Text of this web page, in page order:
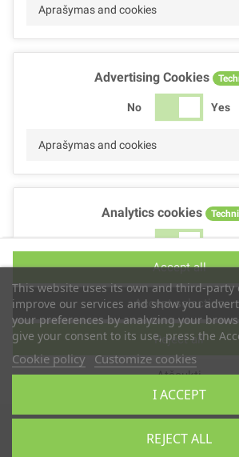
This website uses its own and third-party
improve our services and show you
your preferences by analyzing your
give your consent to its use, press the
Cookie policy Customize cookies
REJECT ALL
I ACCEPT
Aprašymas and cookies
Advertising Cookies
No Yes
Aprašymas and cookies
Analytics cookies
No Yes
Performance cookies
No Yes
Aprašymas
Atšaukti
Reject all
Accept selection
Accept all